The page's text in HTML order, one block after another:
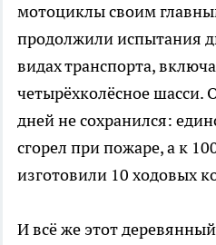
мотоциклы своим
продолжили испытания
видах транспорта,
четырёхколёсное шасси.
дней не сохранился:
сгорел при пожаре, а к
изготовили 10 ходовых
И всё же этот